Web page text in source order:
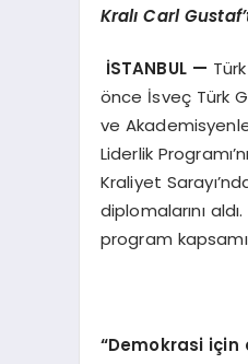
Kralı Carl
İSTANBUL —
önce İsveç Türk
ve
Liderlik
Kraliyet
diplomalarını
program
“Demokrasi